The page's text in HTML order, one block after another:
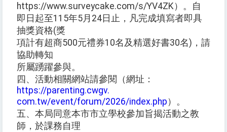
https://www.surveycake.com/s/YV4ZK）。自
即日起至115年5月24日止，凡完成填寫者即具
抽獎資格(獎
項計有超商500元禮券10名及精選好書30名)，請
協助轉知
所屬踴躍參與。
四、活動相關網站請參閱（網址：
https://parenting.cwgv.
com.tw/event/forum/2026/index.php ）。
五、本局同意本市市立學校參加旨揭活動之教
師，於課務自理